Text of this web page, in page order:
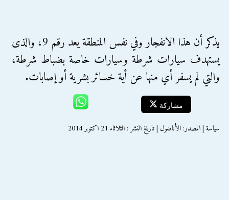
يذكر أن هذا الانفجار وفي نفس المنطقة يعد رقم 9، والذى
يستهدف سيارات شرطة وسيارات خاصة بضباط شرطة،
والتي لم يسفر أي منها عن أية خسائر بشرية أو إصابات.
مشاركة
سياسة | المصدر: الأناضول | تاريخ النشر : الثلاثاء 21 اكتوبر 2014